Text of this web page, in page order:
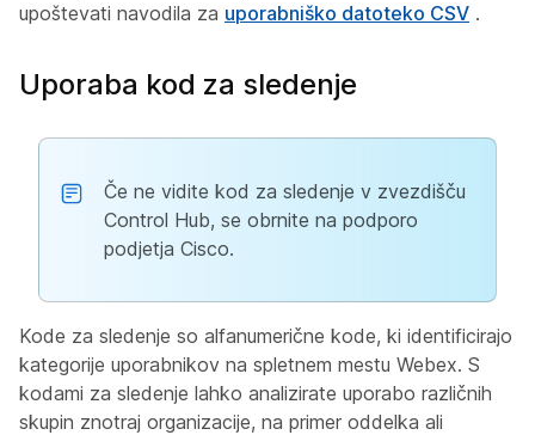
upoštevati navodila za uporabniško datoteko CSV .
Uporaba kod za sledenje
Če ne vidite kod za sledenje v zvezdišču
Control Hub, se obrnite na podporo
podjetja Cisco.
Kode za sledenje so alfanumerične kode, ki identificirajo
kategorije uporabnikov na spletnem mestu Webex. S
kodami za sledenje lahko analizirate uporabo različnih
skupin znotraj organizacije, na primer oddelka ali